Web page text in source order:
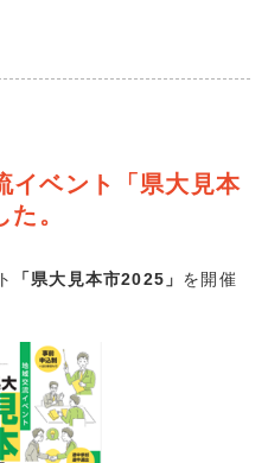
イベント「県大見本
。
「県大見本市2025」 を開催